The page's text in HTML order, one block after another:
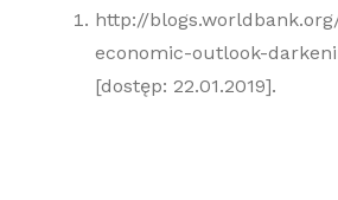
http://
economic-outlook-
[dostęp: 22.01.2019].